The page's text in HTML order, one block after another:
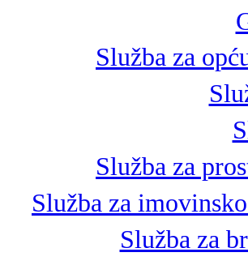
Služba za
Služba za
Služba za
Služba za